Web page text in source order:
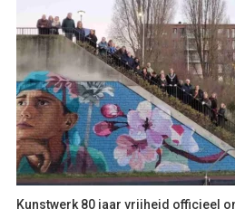
Kunstwerk 80 jaar vrijheid officieel